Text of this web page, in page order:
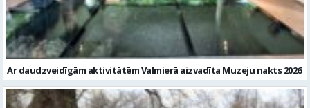
Ar daudzveidīgām aktivitātēm Valmierā aizvadīta Muzeju nakts 2026